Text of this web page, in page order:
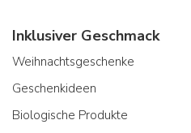
Inklusiver Geschmack
Weihnachtsgeschenke
Geschenkideen
Biologische Produkte